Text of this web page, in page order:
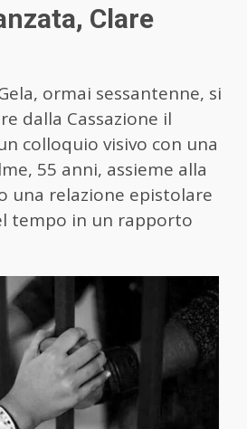
Clare
ormai sessantenne, si
dalla Cassazione il
colloquio visivo con una
55 anni, assieme alla
una relazione epistolare
tempo in un rapporto